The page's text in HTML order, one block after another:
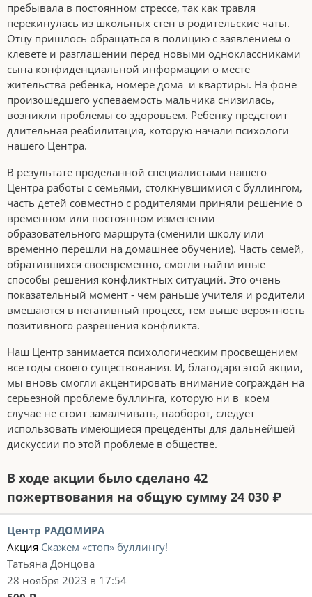
пребывала в постоянном стрессе, так как травля
перекинулась из школьных стен в родительские чаты.
Отцу пришлось обращаться в полицию с заявлением о
клевете и разглашении перед новыми одноклассниками
сына конфиденциальной информации о месте
жительства ребенка, номере дома и квартиры. На фоне
произошедшего успеваемость мальчика снизилась,
возникли проблемы со здоровьем. Ребенку предстоит
длительная реабилитация, которую начали психологи
нашего Центра.
В результате проделанной специалистами нашего
Центра работы с семьями, столкнувшимися с буллингом,
часть детей совместно с родителями приняли решение о
временном или постоянном изменении
образовательного маршрута (сменили школу или
временно перешли на домашнее обучение). Часть семей,
обратившихся своевременно, смогли найти иные
способы решения конфликтных ситуаций. Это очень
показательный момент - чем раньше учителя и родители
вмешаются в негативный процесс, тем выше вероятность
позитивного разрешения конфликта.
Наш Центр занимается психологическим просвещением
все годы своего существования. И, благодаря этой акции,
мы вновь смогли акцентировать внимание сограждан на
серьезной проблеме буллинга, которую ни в коем
случае не стоит замалчивать, наоборот, следует
использовать имеющиеся прецеденты для дальнейшей
дискуссии по этой проблеме в обществе.
В ходе акции было сделано 42
пожертвования на общую сумму 24 030 ₽
Центр РАДОМИРА
Акция Скажем «стоп» буллингу!
Татьяна Донцова
28 ноября 2023 в 17:54